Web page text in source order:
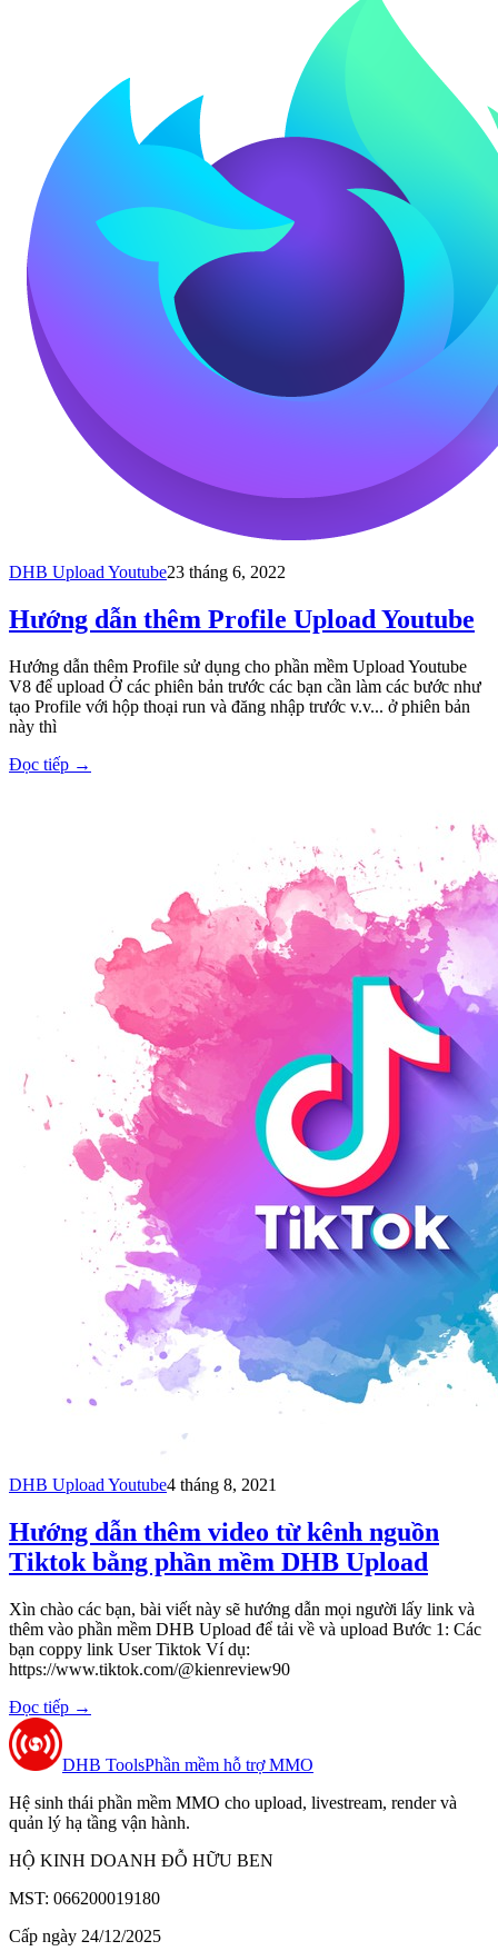
DHB Upload Youtube23 tháng 6, 2022
Hướng dẫn thêm Profile Upload Youtube
Hướng dẫn thêm Profile sử dụng cho phần mềm Upload Youtube
V8 để upload Ở các phiên bản trước các bạn cần làm các bước như
tạo Profile với hộp thoại run và đăng nhập trước v.v... ở phiên bản
này thì
Đọc tiếp →
DHB Upload Youtube4 tháng 8, 2021
Hướng dẫn thêm video từ kênh nguồn
Tiktok bằng phần mềm DHB Upload
Xìn chào các bạn, bài viết này sẽ hướng dẫn mọi người lấy link và
thêm vào phần mềm DHB Upload để tải về và upload Bước 1: Các
bạn coppy link User Tiktok Ví dụ:
https://www.tiktok.com/@kienreview90
Đọc tiếp →
DHB ToolsPhần mềm hỗ trợ MMO
Hệ sinh thái phần mềm MMO cho upload, livestream, render và
quản lý hạ tầng vận hành.
HỘ KINH DOANH ĐỖ HỮU BEN
MST: 066200019180
Cấp ngày 24/12/2025